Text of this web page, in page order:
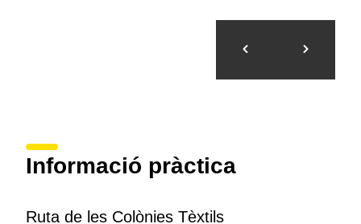
Informació pràctica
Ruta de les Colònies Tèxtils